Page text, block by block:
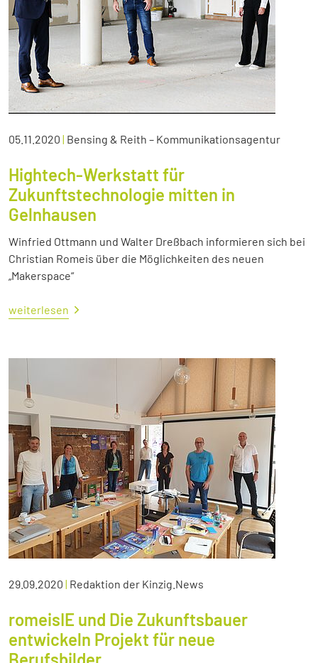
05.11.2020 | Bensing & Reith – Kommunikationsagentur
Hightech-Werkstatt für
Zukunftstechnologie mitten in
Gelnhausen
Winfried Ottmann und Walter Dreßbach informieren sich bei
Christian Romeis über die Möglichkeiten des neuen
„Makerspace“
weiterlesen
29.09.2020 | Redaktion der Kinzig.News
romeisIE und Die Zukunftsbauer
entwickeln Projekt für neue